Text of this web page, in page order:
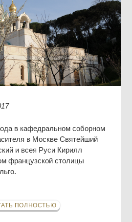
в кафедральном соборном
в Москве Святейший
и всея Руси Кирилл
французской столицы
ПОЛНОСТЬЮ